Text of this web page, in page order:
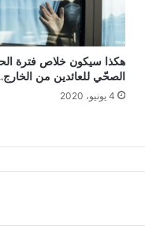
هكذا سيكون خلاص فترة
الصحّي للعائدين من الخارج..
4 يونيو، 2020